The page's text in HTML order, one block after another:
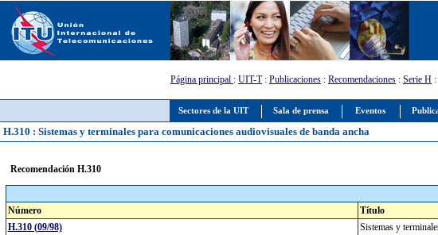
Sectores de la UIT Sala de prensa Eventos
Página principal : UIT-T: Publicaciones : Recomendaciones : Serie H
H.310 : Sistemas y terminales para comunicaciones audiovisuales de banda ancha
Recomendación H.310
Número
Título
H.310 (09/98)
Sistemas y